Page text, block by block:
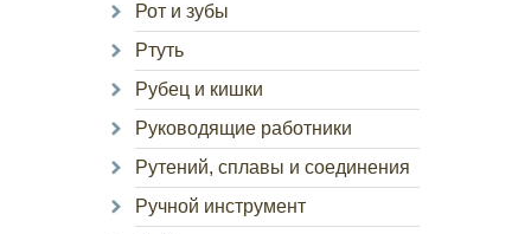
Рот и зубы
Ртуть
Рубец и кишки
Руководящие работники
Рутений, сплавы и соединения
Ручной инструмент